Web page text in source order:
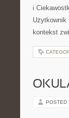
i
Użytkownik
kontekst
POSTED